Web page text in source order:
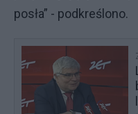
posła” - podkreślono.